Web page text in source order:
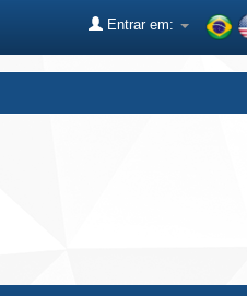
Entrar em: